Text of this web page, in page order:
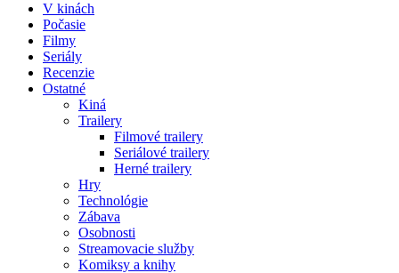
V kinách
Počasie
Filmy
Seriály
Recenzie
Ostatné
Kiná
Trailery
Filmové trailery
Seriálové trailery
Herné trailery
Hry
Technológie
Zábava
Osobnosti
Streamovacie služby
Komiksy a knihy